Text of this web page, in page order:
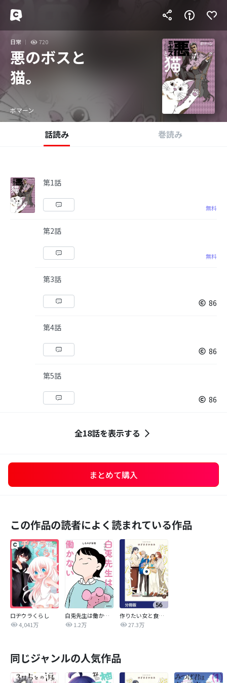
日常 720
悪のボスと
猫。
ボマーン
話読み 巻読み
第1話
無料
第2話
無料
第3話
86
第4話
86
第5話
86
全18話を表示する
まとめて購入
この作品の読者によく読まれている作品
ロヂウラくらし
4,041万
白兎先生は働かない【タテヨミ】
1.2万
作りたい女と食べたい女【分冊版】
27.3万
同じジャンルの人気作品